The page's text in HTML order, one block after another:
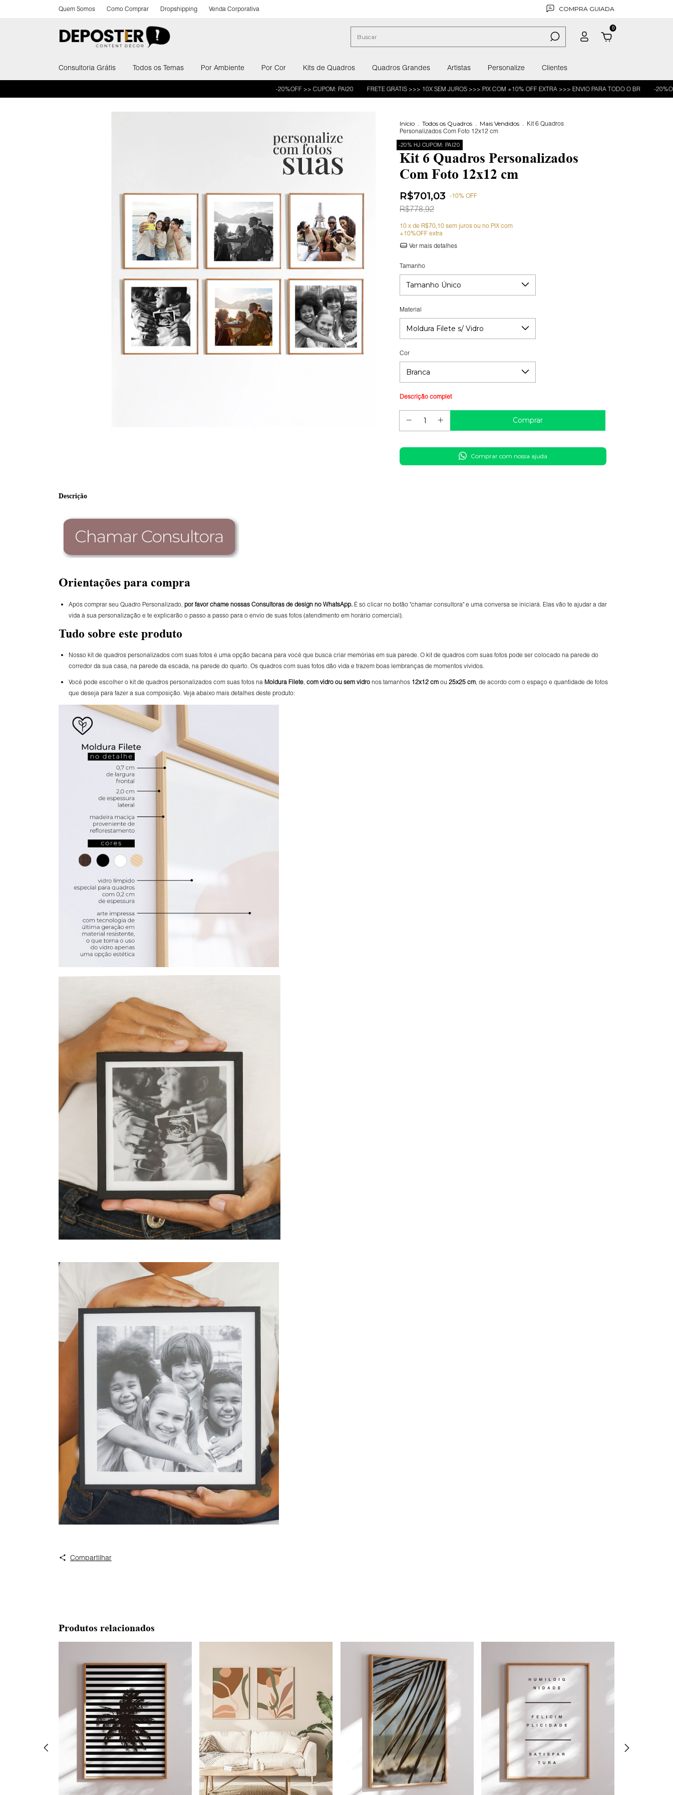
Quem Somos Como Comprar Dropshipping Venda Corporativa COMPRA GUIADA
0
Consultoria Grátis Todos os Temas Por Ambiente Por Cor Kits de Quadros Quadros Grandes Artistas Personalize Clientes
-20%OFF >> CUPOM: PAI20 FRETE GRÁTIS >>> 10X SEM JUROS >>> PIX COM +10% OFF EXTRA >>> ENVIO PARA TODO O BR -20%OFF >>
Início Todos os Quadros Mais Vendidos
Kit 6 Quadros
Personalizados Com Foto 12x12 cm
-20% HJ CUPOM: PAI20
Kit 6 Quadros Personalizados
Com Foto 12x12 cm
R$701,03 -10% OFF
R$778,92
10 x de R$70,10 sem juros
Ver mais detalhes
Tamanho
Material
Cor
Comprar com nossa ajuda
Descrição
Orientações para compra
Após comprar seu Quadro Personalizado, por favor chame nossas Consultoras de design no WhatsApp. É só clicar no botão "chamar consultora" e uma conversa se iniciará. Elas vão te ajudar a dar
vida à sua personalização e te explicarão o passo a passo para o envio de suas fotos (atendimento em horário comercial).
Tudo sobre este produto
Nosso kit de quadros personalizados com suas fotos é uma opção bacana para você que busca criar memórias em sua parede. O kit de quadros com suas fotos pode ser colocado na parede do
corredor da sua casa, na parede da escada, na parede do quarto. Os quadros com suas fotos dão vida e trazem boas lembranças de momentos vividos.
Você pode escolher o kit de quadros personalizados com suas fotos na Moldura Filete, com vidro ou sem vidro nos tamanhos 12x12 cm ou 25x25 cm, de acordo com o espaço e quantidade de fotos
que deseja para fazer a sua composição. Veja abaixo mais detalhes deste produto:
Compartilhar
Produtos relacionados